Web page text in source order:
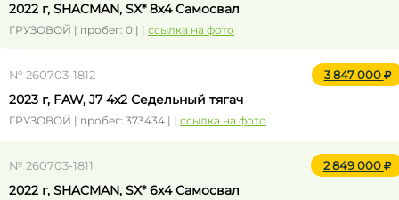
2022 г, SHACMAN, SX* 8x4 Самосвал
ГРУЗОВОЙ | пробег: 0 | | ссылка на фото
№ 260703-1812 3 847 000
2023 г, FAW, J7 4x2 Седельный тягач
ГРУЗОВОЙ | пробег: 373434 | | ссылка на фото
№ 260703-1811 2 849 000
2022 г, SHACMAN, SX* 6x4 Самосвал